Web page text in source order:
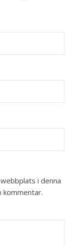
i denna
kommentar.